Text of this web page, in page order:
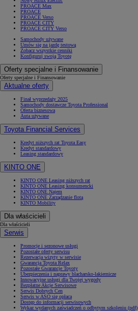
PROACE Max
PROACE
PROACE Verso
PROACE CITY
PROACE CITY Verso
Samochody używane
Umów się na jazdę testową
Zobacz wszystkie cenniki
Konfiguruj swoją Toyotę
Oferty specjalne i Finansowanie
Oferty specjalne i Finansowanie
Aktualne oferty
Finał wyprzedaży 2025
Samochody dostawcze Toyota Professional
Oferta biznesowa
Auta używane
Toyota Financial Services
Kredyt niższych rat Toyota Easy
Kredyt standardowy
Leasing standardowy
KINTO ONE
KINTO ONE Leasing niższych rat
KINTO ONE Leasing konsumencki
KINTO ONE Najem
KINTO ONE Zarządzanie flotą
KINTO Mobility
Dla właścicieli
Dla właścicieli
Serwis
Promocje i sezonowe usługi
Pozostałe oferty serwisu
Rezerwacja wizyty w serwisie
Gwarancja Toyota Relax
Pozostałe Gwarancje Toyoty
Ubezpieczenia i naprawy blacharsko-lakiernicze
Innowacyjne usługi dla Twojej wygody
Bezpłatne Akcje Serwisowe
Serwis Dobrych Cen
Serwis w ASO się opłaca
Dostęp do informacji serwisowych
Wykaz wydanych zaświadczeń o odbytym szkoleniu (pdf)